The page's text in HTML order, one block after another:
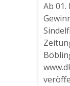
Ab 01.